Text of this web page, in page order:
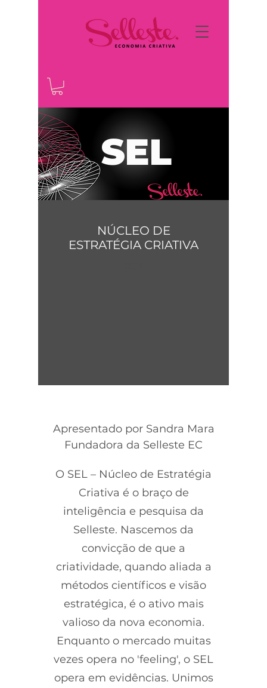
SEL
NÚCLEO DE
ESTRATÉGIA CRIATIVA
Apresentado por Sandra Mara
Fundadora da Selleste EC
O SEL – Núcleo de Estratégia
Criativa é o braço de
inteligência e pesquisa da
Selleste. Nascemos da
convicção de que a
criatividade, quando aliada a
métodos científicos e visão
estratégica, é o ativo mais
valioso da nova economia.
Enquanto o mercado muitas
vezes opera no 'feeling', o SEL
opera em evidências. Unimos